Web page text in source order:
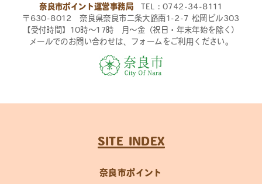
奈良市ポイント運営事務局 TEL：0742-34-8111
〒630-8012 奈良県奈良市二条大路南1-2-7 松岡ビル303
【受付時間】10時〜17時 月〜金（祝日・年末年始を除く）
メールでのお問い合わせは、フォームをご利用ください。
SITE INDEX
奈良市ポイント